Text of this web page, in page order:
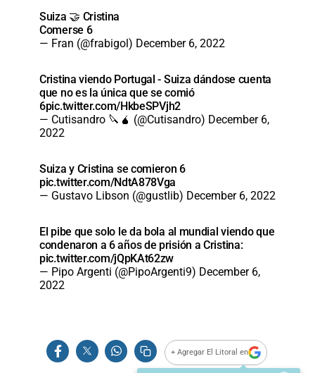
Suiza 🤝 Cristina
Comerse 6
— Fran (@frabigol) December 6, 2022
Cristina viendo Portugal - Suiza dándose cuenta
que no es la única que se comió
6pic.twitter.com/HkbeSPVjh2
— Cutisandro 🔪🧉 (@Cutisandro) December 6,
2022
Suiza y Cristina se comieron 6
pic.twitter.com/NdtA878Vga
— Gustavo Libson (@gustlib) December 6, 2022
El pibe que solo le da bola al mundial viendo que
condenaron a 6 años de prisión a Cristina:
pic.twitter.com/jQpKAt62zw
— Pipo Argenti (@PipoArgenti9) December 6,
2022
+ Agregar El Litoral en